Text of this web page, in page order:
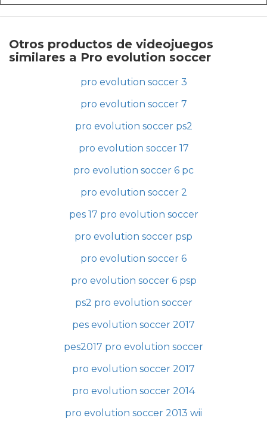
Otros productos de videojuegos
similares a Pro evolution soccer
pro evolution soccer 3
pro evolution soccer 7
pro evolution soccer ps2
pro evolution soccer 17
pro evolution soccer 6 pc
pro evolution soccer 2
pes 17 pro evolution soccer
pro evolution soccer psp
pro evolution soccer 6
pro evolution soccer 6 psp
ps2 pro evolution soccer
pes evolution soccer 2017
pes2017 pro evolution soccer
pro evolution soccer 2017
pro evolution soccer 2014
pro evolution soccer 2013 wii